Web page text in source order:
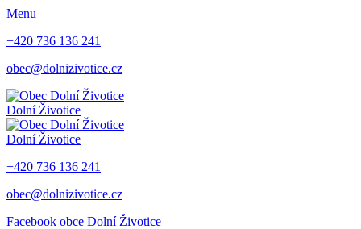
Menu
+420 736 136 241
obec@dolnizivotice.cz
Dolní Životice
Dolní Životice
+420 736 136 241
obec@dolnizivotice.cz
Facebook obce Dolní Životice